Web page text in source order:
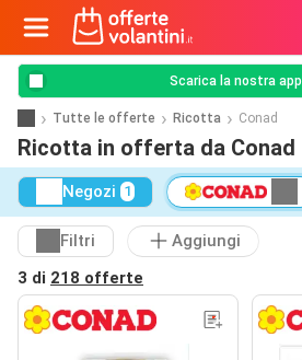
Scarica la nostra
Tutte le offerte Ricotta Conad
Ricotta in offerta da Conad
Negozi 1
Filtri
Aggiungi
3 di 218 offerte